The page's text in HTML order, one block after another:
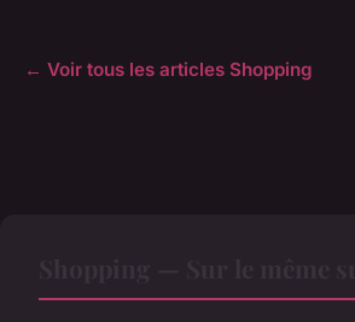
← Voir tous les articles Shopping